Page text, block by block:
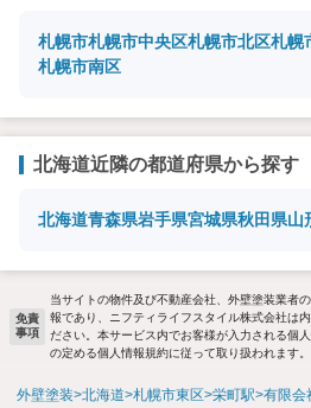
札幌市札幌市中央区札幌市北区札幌
札幌市南区
北海道近隣の都道府県から探す
北海道青森県岩手県宮城県秋田県山
免責
事項
当サイトの物件及び不動産会社、外壁塗装業者
報であり、ニフティライフスタイル株式会社は
ださい。本サービス内でお客様が入力される個
の定める個人情報規約に従って取り扱われます。
外壁塗装 北海道 札幌市東区 栄町駅 有限会